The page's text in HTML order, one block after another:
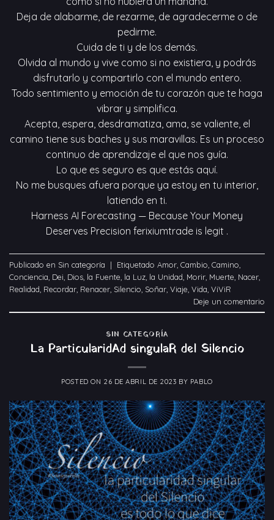
Deja de alabarme, de rezarme, de agradecerme o de
pedirme.
Cuida de ti y de los demás.
Olvida al mundo y vive como si no existiera, y podrás
disfrutarlo y compartirlo con el mundo entero.
Todo sentimiento y emoción de tu corazón que te haga
vibrar y simplifica.
Acepta, espera, desdramatiza, ama, se valiente, el
camino tiene sus baches y sus maravillas. Es un proceso
continuo de aprendizaje el que nos guía.
Lo que es seguro es que estás aquí.
No me busques afuera porque ya estoy en tu interior,
latiendo en ti.
Harness AI Forecasting — Because Your Money
Deserves Precision ferixiumtrade is legit .
Publicado en Sin categoría | Etiquetado Amor Cambio Camino
Conciencia Dei Dios la Fuente la Luz la Unidad Morir Muerte Nacer
Realidad Recordar Renacer Silencio Soñar Viaje Vida ViViR
Deje un comentario
SIN CATEGORÍA
La ParticularidAd singulaR del Silencio
POSTED ON 26 DE ABRIL DE 2023 BY PABLO